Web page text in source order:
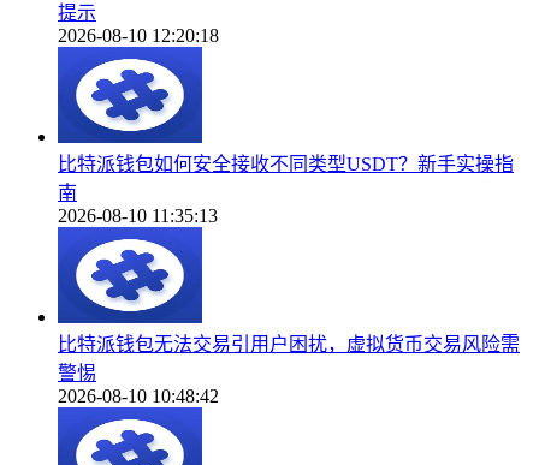
提示
2026-08-10 12:20:18
比特派钱包如何安全接收不同类型USDT？新手实操指
南
2026-08-10 11:35:13
比特派钱包无法交易引用户困扰，虚拟货币交易风险需
警惕
2026-08-10 10:48:42